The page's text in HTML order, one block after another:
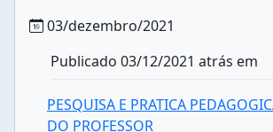
03/dezembro/2021
Publicado 03/12/2021 atrás em
PESQUISA E PRATICA
DO PROFESSOR